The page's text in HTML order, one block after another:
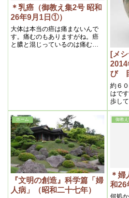
＊乳癌（御教え集2号 昭和
26年9月1日①）
大体は本当の癌は痛まないんで
す。痛むのもありますがね。癌
と膿と混じっているのは痛むん
[メ
び
り）
約６
はで
歩し
的に
けを
に出
ねて
ホーム
『文明の創造』科学篇「婦
人病」（昭和二十七年）
御教
＊婦
和26
何処